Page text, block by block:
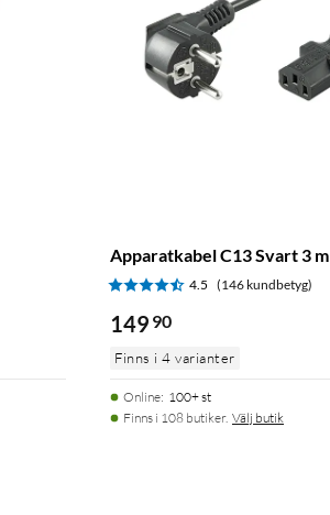
Apparatkabel C13 Svart 3 m
4.5 (146 kundbetyg)
149 90
Finns i 4 varianter
Online: 100+ st
Finns i 108 butiker. Välj butik